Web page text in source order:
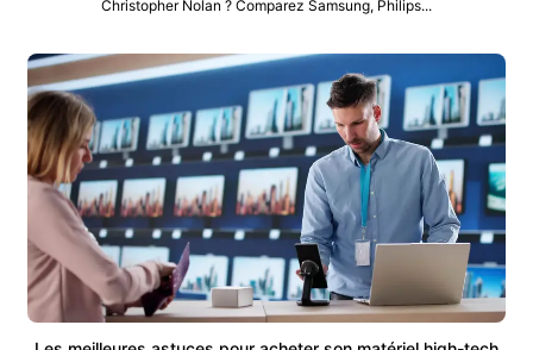
Christopher Nolan ? Comparez Samsung, Philips...